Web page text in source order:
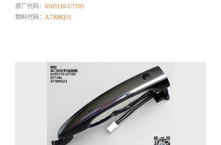
原厂代码：6105110-U7105
物料代码：A7308Q51